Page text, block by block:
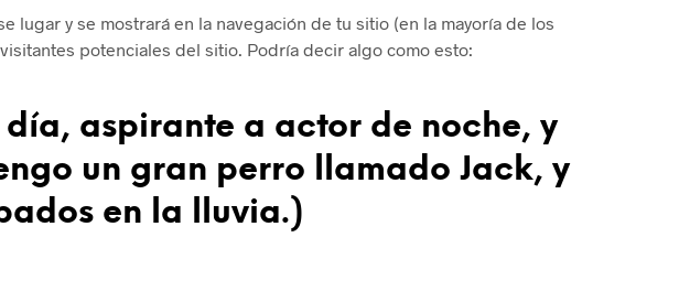
y se mostrará en la navegación de tu sitio (en la mayoría de los
potenciales del sitio. Podría decir algo como esto:
aspirante a actor de noche, y
un gran perro llamado Jack, y
en la lluvia.)